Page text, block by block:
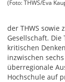
(Foto: THWS/Eva
der THWS sowie
Gesellschaft.
kritischen
inzwischen
überregionale
Hochschule auf